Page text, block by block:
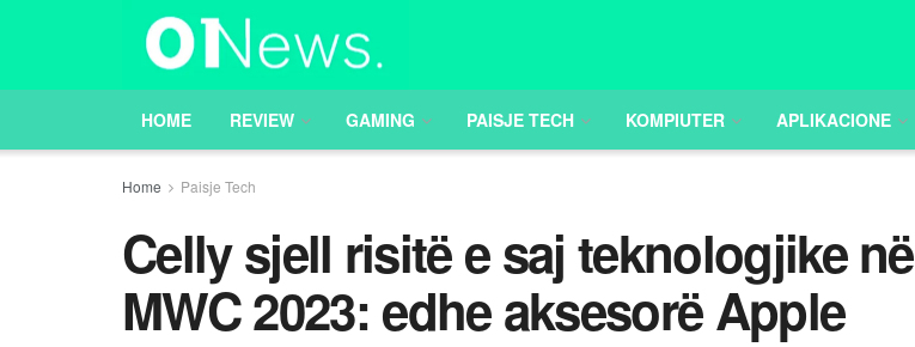
HOME REVIEW GAMING PAISJE TECH KOMPIUTER APLIKACIONE
Home Paisje Tech
Celly sjell risitë e saj teknologjike në
MWC 2023: edhe aksesorë Apple